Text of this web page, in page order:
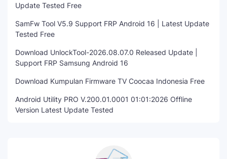
Update Tested Free
SamFw Tool V5.9 Support FRP Android 16 | Latest Update
Tested Free
Download UnlockTool-2026.08.07.0 Released Update |
Support FRP Samsung Android 16
Download Kumpulan Firmware TV Coocaa Indonesia Free
Android Utility PRO V.200.01.0001 01:01:2026 Offline
Version Latest Update Tested